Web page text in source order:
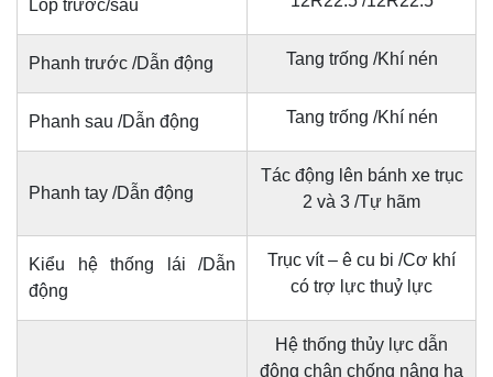
Lốp trước/sau
Phanh trước /Dẫn động Tang trống /Khí nén
Phanh sau /Dẫn động Tang trống /Khí nén
Phanh tay /Dẫn động
Tác động lên bánh xe trục
2 và 3 /Tự hãm
Kiểu hệ thống lái /Dẫn
động
Trục vít – ê cu bi /Cơ khí
có trợ lực thuỷ lực
Hệ thống thủy lực dẫn
động chân chống nâng hạ